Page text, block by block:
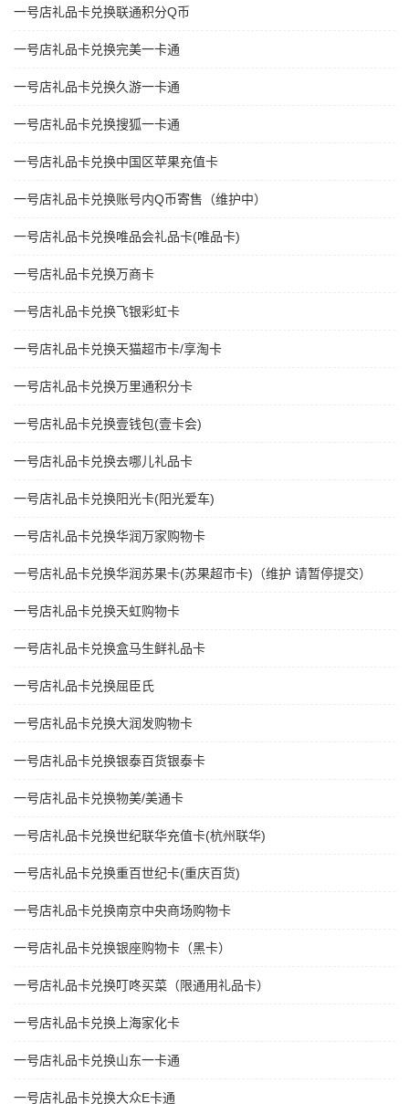
一号店礼品卡兑换联通积分Q币
一号店礼品卡兑换完美一卡通
一号店礼品卡兑换久游一卡通
一号店礼品卡兑换搜狐一卡通
一号店礼品卡兑换中国区苹果充值卡
一号店礼品卡兑换账号内Q币寄售（维护中）
一号店礼品卡兑换唯品会礼品卡(唯品卡)
一号店礼品卡兑换万商卡
一号店礼品卡兑换飞银彩虹卡
一号店礼品卡兑换天猫超市卡/享淘卡
一号店礼品卡兑换万里通积分卡
一号店礼品卡兑换壹钱包(壹卡会)
一号店礼品卡兑换去哪儿礼品卡
一号店礼品卡兑换阳光卡(阳光爱车)
一号店礼品卡兑换华润万家购物卡
一号店礼品卡兑换华润苏果卡(苏果超市卡)（维护 请暂停提交）
一号店礼品卡兑换天虹购物卡
一号店礼品卡兑换盒马生鲜礼品卡
一号店礼品卡兑换屈臣氏
一号店礼品卡兑换大润发购物卡
一号店礼品卡兑换银泰百货银泰卡
一号店礼品卡兑换物美/美通卡
一号店礼品卡兑换世纪联华充值卡(杭州联华)
一号店礼品卡兑换重百世纪卡(重庆百货)
一号店礼品卡兑换南京中央商场购物卡
一号店礼品卡兑换银座购物卡（黑卡）
一号店礼品卡兑换叮咚买菜（限通用礼品卡）
一号店礼品卡兑换上海家化卡
一号店礼品卡兑换山东一卡通
一号店礼品卡兑换大众E卡通